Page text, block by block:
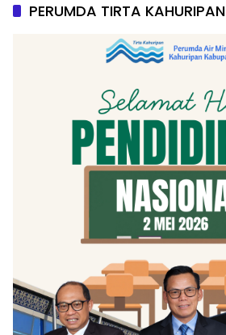
PERUMDA TIRTA KAHURIPAN